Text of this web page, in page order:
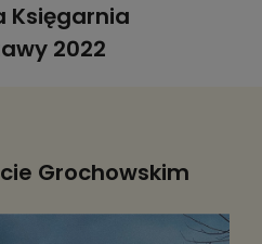
Księgarnia
2022
Grochowskim